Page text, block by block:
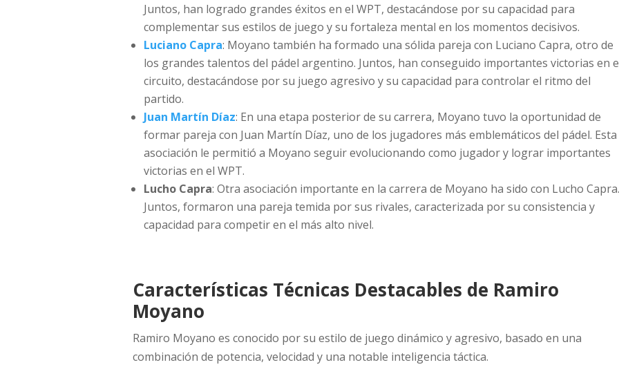
Juntos, han logrado grandes éxitos en el WPT, destacándose por su capacidad para
complementar sus estilos de juego y su fortaleza mental en los momentos decisivos.
Luciano Capra: Moyano también ha formado una sólida pareja con Luciano Capra, otro de
los grandes talentos del pádel argentino. Juntos, han conseguido importantes victorias en
circuito, destacándose por su juego agresivo y su capacidad para controlar el ritmo del
partido.
Juan Martín Díaz: En una etapa posterior de su carrera, Moyano tuvo la oportunidad de
formar pareja con Juan Martín Díaz, uno de los jugadores más emblemáticos del pádel. Esta
asociación le permitió a Moyano seguir evolucionando como jugador y lograr importantes
victorias en el WPT.
Lucho Capra: Otra asociación importante en la carrera de Moyano ha sido con Lucho Capra.
Juntos, formaron una pareja temida por sus rivales, caracterizada por su consistencia y
capacidad para competir en el más alto nivel.
Características Técnicas Destacables de Ramiro
Moyano
Ramiro Moyano es conocido por su estilo de juego dinámico y agresivo, basado en una
combinación de potencia, velocidad y una notable inteligencia táctica.